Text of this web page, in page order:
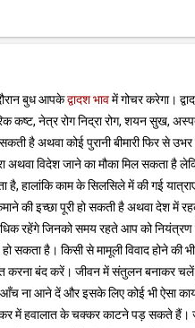
बुध आपकेद्वादश भावमें गोचर करेगा।
कष्ट, नेत्र रोग निद्रा रोग, शयन सुख,
है अथवा कोई पुरानी बीमारी फिर से
अथवा विदेश जाने का मौका मिल सकता है
है, हालांकि काम के सिलसिले में की गई
की इच्छा पूरी हो सकती है अथवा देश में
रहेंगे जिनको समय रहते आप को
सकता है। किसी से मामूली विवाद होने की
बंद करें। जीवन में संतुलन बनाकर चलें
ना आने दें और इसके लिए कोई भी ऐसा
में हवालात के चक्कर काटने पड़ सकते